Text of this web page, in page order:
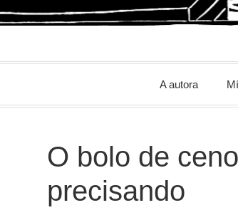
A autora
a culinária
O bolo de
precisando